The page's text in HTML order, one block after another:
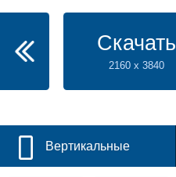
Скачать
2160 x 3840
Вертикальные